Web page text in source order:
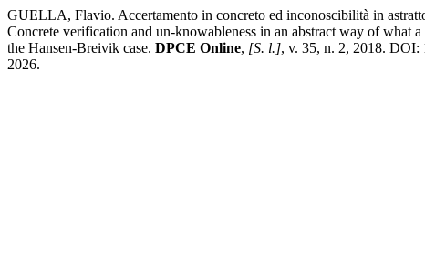
GUELLA, Flavio. Accertamento in concreto ed inconoscibilità in
Concrete verification and un-knowableness in an abstract way of what
the Hansen-Breivik case. DPCE Online, [S. l.], v. 35, n. 2, 2018. DOI:
2026.